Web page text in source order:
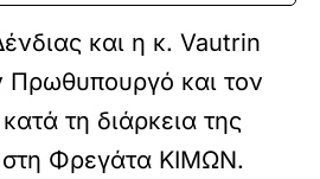
και η κ. Vautrin
Πρωθυπουργό και τον
τη διάρκεια της
στη Φρεγάτα ΚΙΜΩΝ.